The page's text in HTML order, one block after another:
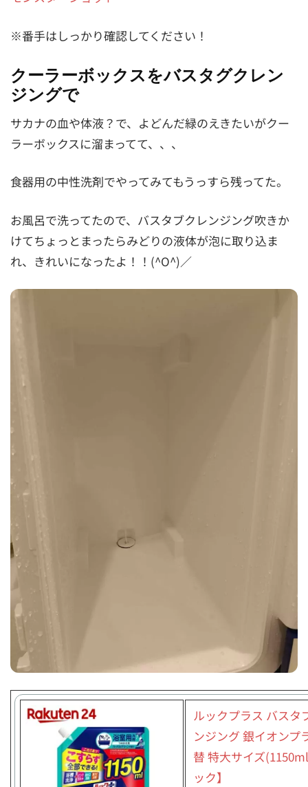
※番手はしっかり確認してください！
クーラーボックスをバスタグクレン
ジングで
サカナの血や体液？で、よどんだ緑のえきたいがクー
ラーボックスに溜まってて、、、
食器用の中性洗剤でやってみてもうっすら残ってた。
お風呂で洗ってたので、バスタブクレンジング吹きか
けてちょっとまったらみどりの液体が泡に取り込ま
れ、きれいになったよ！！(^O^)／
ルックプラス バスタ
ンジング 銀イオンプ
替 特大サイズ
ック】